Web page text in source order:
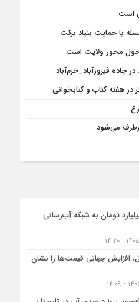
است
محور ولایت است
جاده فیروزآباد_خرم‌آباد
در هفته کتاب و کتابخوانی
می‌شود
۱۴۰ میلیارد تومان به شبکه آب‌رسانی
افزایش جهانی قیمت‌ها را نشان